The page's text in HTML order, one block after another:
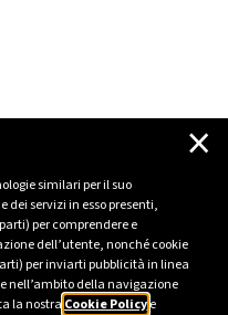
similari per il suo
dei servizi in esso presenti,
per comprendere e
dell’utente, nonché cookie
per inviarti pubblicità in linea
nell’ambito della navigazione
la nostra Cookie Policye
×
il recupero dei